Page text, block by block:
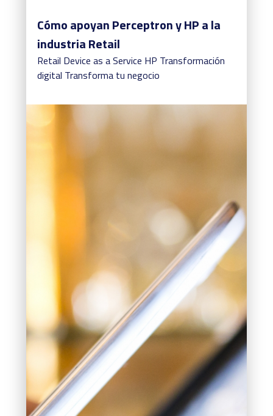
Cómo apoyan Perceptron y HP a la
industria Retail
Retail Device as a Service HP Transformación
digital Transforma tu negocio